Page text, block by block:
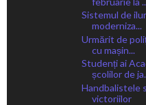
Sistemul de
moderniza...
Urmărit de
cu mașin...
Studenți ai
școlilor de
Handbalistele
victoriilor